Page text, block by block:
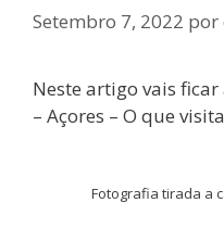
Setembro 7, 2022 por
Neste artigo vais
– Açores – O que
Fotografia tirada a